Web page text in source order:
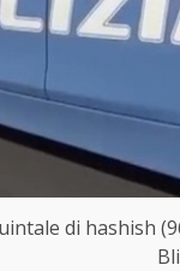
di hashish